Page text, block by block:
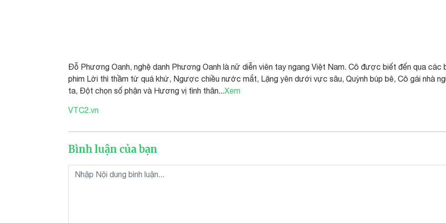
Đỗ Phương Oanh, nghệ danh Phương Oanh là nữ diễn viên tay ngang Việt Nam. Cô được biết đến qua các
phim Lời thì thầm từ quá khứ, Ngược chiều nước mắt, Lặng yên dưới vực sâu, Quỳnh búp bê, Cô gái nhà
ta, Đột chọn số phận và Hương vị tình thân...Xem
VTC2.vn
Bình luận của bạn